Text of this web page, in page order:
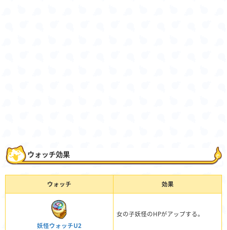
ウォッチ効果
ウォッチ 効果
妖怪ウォッチU2
女の子妖怪のHPがアップする。